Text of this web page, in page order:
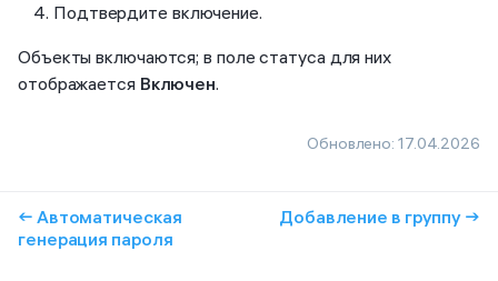
Подтвердите включение.
Объекты включаются; в поле статуса для них
отображается Включен.
Обновлено: 17.04.2026
← Автоматическая
генерация пароля
Добавление в группу →